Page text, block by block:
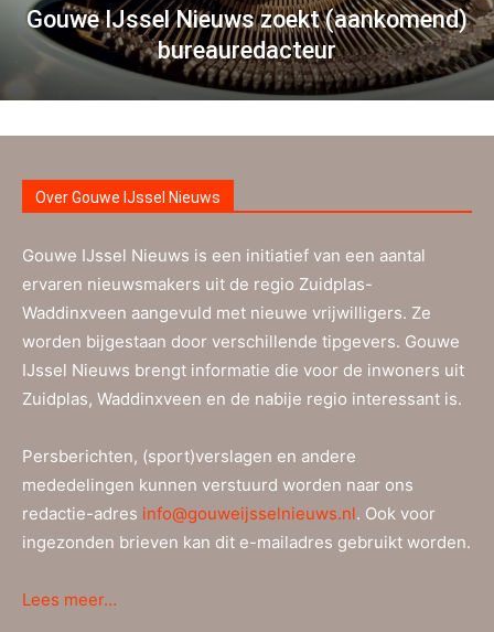
Gouwe IJssel Nieuws zoekt (aankomend)
bureauredacteur
Over Gouwe IJssel Nieuws
Gouwe IJssel Nieuws is een initiatief van een aantal
ervaren nieuwsmakers uit de regio Zuidplas-
Waddinxveen aangevuld met nieuwe vrijwilligers. Ze
worden bijgestaan door verschillende tipgevers. Gouwe
IJssel Nieuws brengt informatie die voor de inwoners uit
Zuidplas, Waddinxveen en de nabije regio interessant is.
Persberichten, (sport)verslagen en andere
mededelingen kunnen verstuurd worden naar ons
redactie-adres info@gouweijsselnieuws.nl. Ook voor
ingezonden brieven kan dit e-mailadres gebruikt worden.
Lees meer…